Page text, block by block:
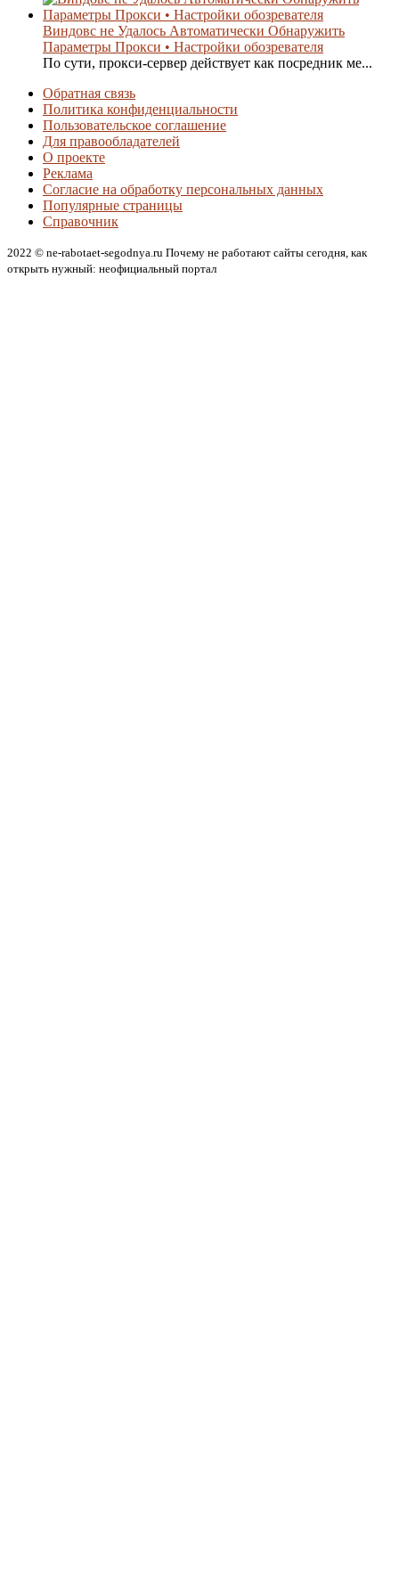
Виндовс не Удалось Автоматически Обнаружить
Параметры Прокси • Настройки обозревателя
По сути, прокси-сервер действует как посредник ме...
Обратная связь
Политика конфиденциальности
Пользовательское соглашение
Для правообладателей
О проекте
Реклама
Согласие на обработку персональных данных
Популярные страницы
Справочник
2022 © ne-rabotaet-segodnya.ru Почему не работают сайты сегодня, как
открыть нужный: неофициальный портал